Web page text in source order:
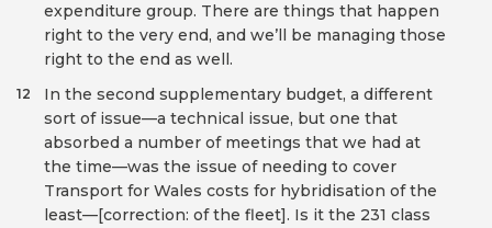
expenditure group. There are things that happen
right to the very end, and we’ll be managing those
right to the end as well.
In the second supplementary budget, a different
sort of issue—a technical issue, but one that
absorbed a number of meetings that we had at
the time—was the issue of needing to cover
Transport for Wales costs for hybridisation of the
least—[correction: of the fleet]. Is it the 231 class
12